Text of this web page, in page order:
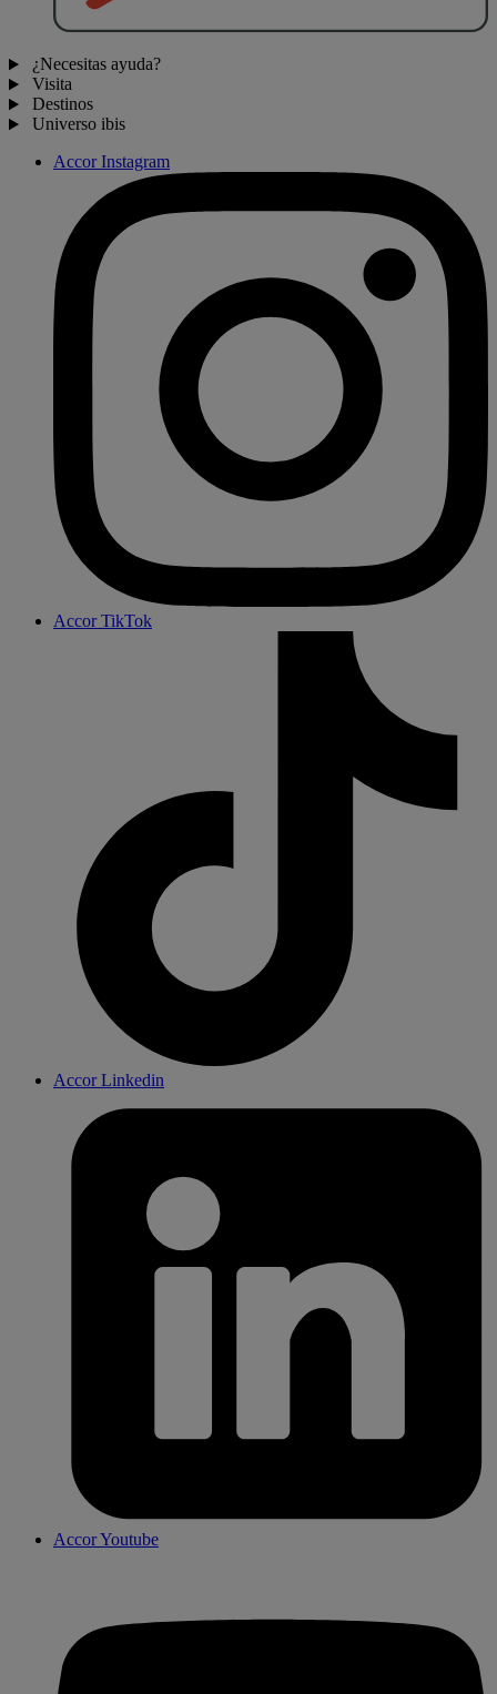
¿Necesitas ayuda?
Visita
Destinos
Universo ibis
Accor Instagram
Accor TikTok
Accor Linkedin
Accor Youtube